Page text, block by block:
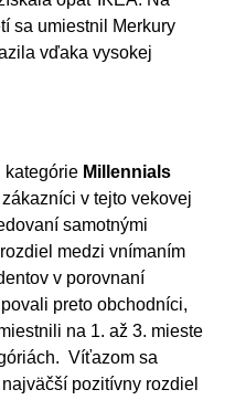
sa umiestnil Merkury
vďaka vysokej
kategórie Millennials
v tejto vekovej
samotnými
medzi vnímaním
v porovnaní
preto obchodníci,
na 1. až 3. mieste
Víťazom sa
pozitívny rozdiel